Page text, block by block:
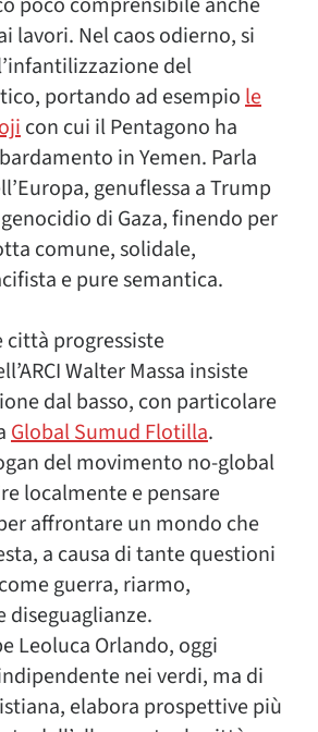
lavori. Nel caos odierno, si
del
portando ad esempiole
con cui il Pentagono ha
in Yemen. Parla
genuflessa a Trump
di Gaza, finendo per
comune, solidale,
e pure semantica.
città progressiste
Walter Massa insiste
dal basso, con particolare
Global Sumud Flotilla.
del movimento no-global
localmente e pensare
affrontare un mondo che
a causa di tante questioni
guerra, riarmo,
Leoluca Orlando, oggi
nei verdi, ma di
elabora prospettive più